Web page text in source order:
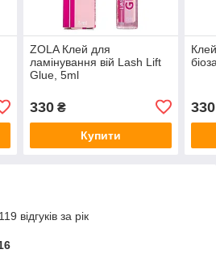
ZOLA Клей для
ламінування вій Lash Lift
Glue, 5ml
330₴
Купити
330
відгуків за рік